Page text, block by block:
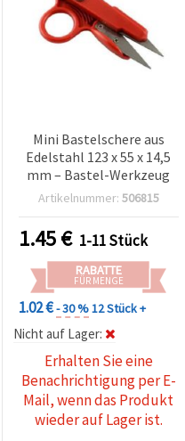
Mini Bastelschere aus
Edelstahl 123 x 55 x 14,5
mm – Bastel-Werkzeug
Artikelnummer: 506815
1.45€ 1-11 Stück
RABATTE
FÜR MENGE
1.02 €- 30 %12 Stück +
Nicht auf Lager:
Erhalten Sie eine
Benachrichtigung per E-
Mail, wenn das Produkt
wieder auf Lager ist.